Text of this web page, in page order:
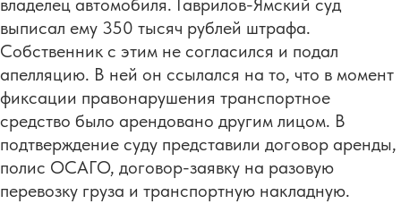
выписал ему 350 тысяч рублей штрафа.
Собственник с этим не согласился и подал
апелляцию. В ней он ссылался на то, что в момент
фиксации правонарушения транспортное
средство было арендовано другим лицом. В
подтверждение суду представили договор аренды,
полис ОСАГО, договор-заявку на разовую
перевозку груза и транспортную накладную.